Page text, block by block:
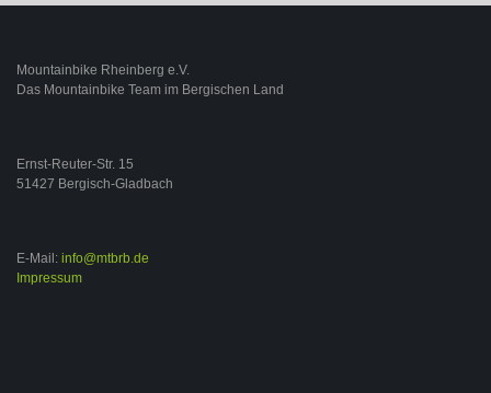
Mountainbike Rheinberg e.V.
Das Mountainbike Team im Bergischen Land
Ernst-Reuter-Str. 15
51427 Bergisch-Gladbach
E-Mail: info@mtbrb.de
Impressum